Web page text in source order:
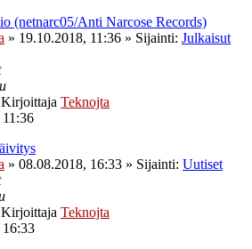
(netnarc05/Anti Narcose Records)
» 19.10.2018, 11:36 » Sijainti: Julkaisut
Kirjoittaja Teknojta
» 08.08.2018, 16:33 » Sijainti: Uutiset
Kirjoittaja Teknojta